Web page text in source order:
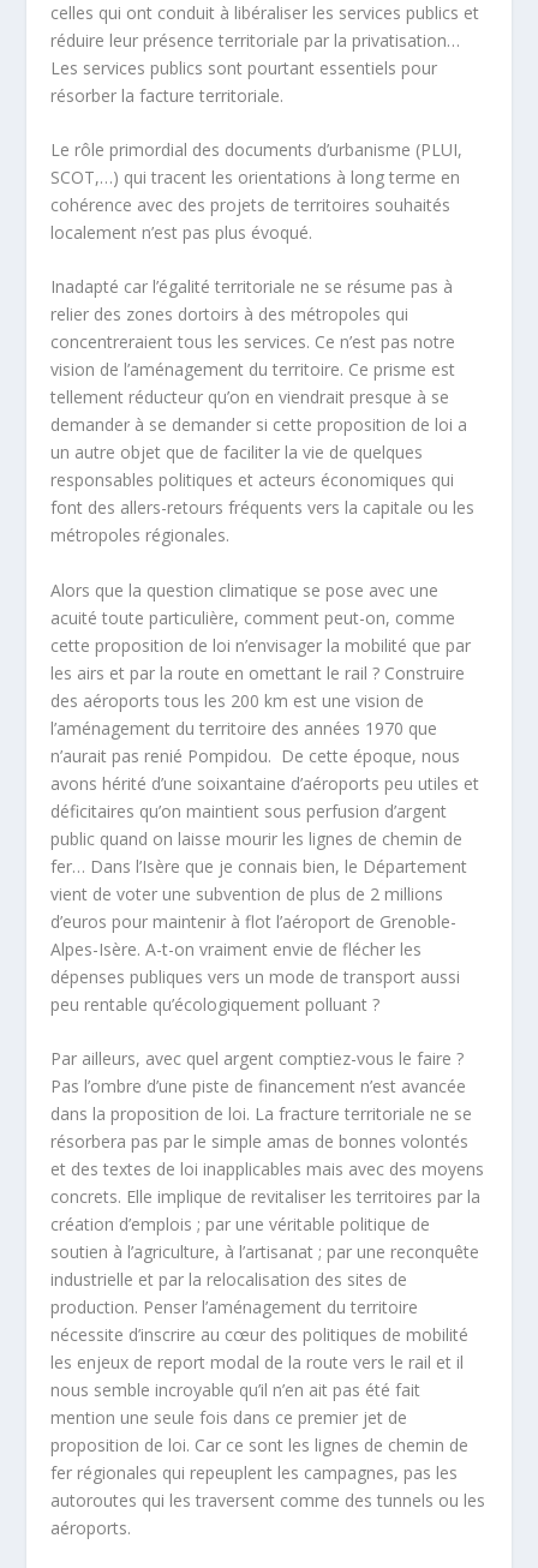
celles qui ont conduit à libéraliser les services publics et
réduire leur présence territoriale par la privatisation…
Les services publics sont pourtant essentiels pour
résorber la facture territoriale.
Le rôle primordial des documents d’urbanisme (PLUI,
SCOT,…) qui tracent les orientations à long terme en
cohérence avec des projets de territoires souhaités
localement n’est pas plus évoqué.
Inadapté car l’égalité territoriale ne se résume pas à
relier des zones dortoirs à des métropoles qui
concentreraient tous les services. Ce n’est pas notre
vision de l’aménagement du territoire. Ce prisme est
tellement réducteur qu’on en viendrait presque à se
demander à se demander si cette proposition de loi a
un autre objet que de faciliter la vie de quelques
responsables politiques et acteurs économiques qui
font des allers-retours fréquents vers la capitale ou les
métropoles régionales.
Alors que la question climatique se pose avec une
acuité toute particulière, comment peut-on, comme
cette proposition de loi n’envisager la mobilité que par
les airs et par la route en omettant le rail ? Construire
des aéroports tous les 200 km est une vision de
l’aménagement du territoire des années 1970 que
n’aurait pas renié Pompidou. De cette époque, nous
avons hérité d’une soixantaine d’aéroports peu utiles et
déficitaires qu’on maintient sous perfusion d’argent
public quand on laisse mourir les lignes de chemin de
fer… Dans l’Isère que je connais bien, le Département
vient de voter une subvention de plus de 2 millions
d’euros pour maintenir à flot l’aéroport de Grenoble-
Alpes-Isère. A-t-on vraiment envie de flécher les
dépenses publiques vers un mode de transport aussi
peu rentable qu’écologiquement polluant ?
Par ailleurs, avec quel argent comptiez-vous le faire ?
Pas l’ombre d’une piste de financement n’est avancée
dans la proposition de loi. La fracture territoriale ne se
résorbera pas par le simple amas de bonnes volontés
et des textes de loi inapplicables mais avec des moyens
concrets. Elle implique de revitaliser les territoires par la
création d’emplois ; par une véritable politique de
soutien à l’agriculture, à l’artisanat ; par une reconquête
industrielle et par la relocalisation des sites de
production. Penser l’aménagement du territoire
nécessite d’inscrire au cœur des politiques de mobilité
les enjeux de report modal de la route vers le rail et il
nous semble incroyable qu’il n’en ait pas été fait
mention une seule fois dans ce premier jet de
proposition de loi. Car ce sont les lignes de chemin de
fer régionales qui repeuplent les campagnes, pas les
autoroutes qui les traversent comme des tunnels ou les
aéroports.